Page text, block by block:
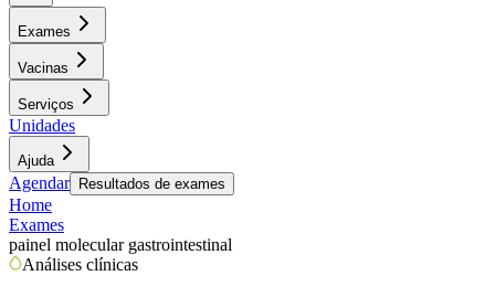
Exames
Vacinas
Serviços
Unidades
Ajuda
Agendar Resultados de exames
Home
Exames
painel molecular gastrointestinal
Análises clínicas